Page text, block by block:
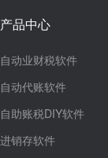
产品中心
自动业财税软件
自动代账软件
自助账税DIY软件
进销存软件